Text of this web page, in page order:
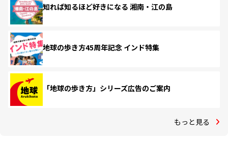
知れば知るほど好きになる 湘南・江の島
地球の歩き方45周年記念 インド特集
「地球の歩き方」シリーズ広告のご案内
もっと見る